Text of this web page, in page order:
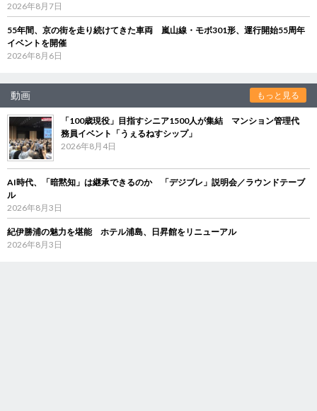
2026年8月7日
55年間、京の街を走り続けてきた車両 嵐山線・モボ301形、運行開始55周年
イベントを開催
2026年8月6日
動画 もっと見る
「100歳現役」目指すシニア1500人が集結 マンション管理代
務員イベント「うぇるねすシップ」
2026年8月4日
AI時代、「暗黙知」は継承できるのか 「デジブレ」説明会／ラウンドテーブ
ル
2026年8月3日
紀伊勝浦の魅力を堪能 ホテル浦島、日昇館をリニューアル
2026年8月3日